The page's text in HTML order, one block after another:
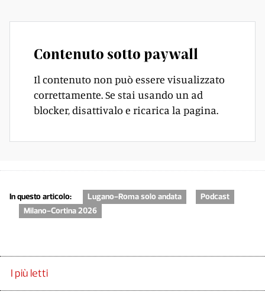
Contenuto sotto paywall
Il contenuto non può essere visualizzato
correttamente. Se stai usando un ad
blocker, disattivalo e ricarica la pagina.
In questo articolo: Lugano-Roma solo andata
Podcast
Milano-Cortina 2026
I più letti